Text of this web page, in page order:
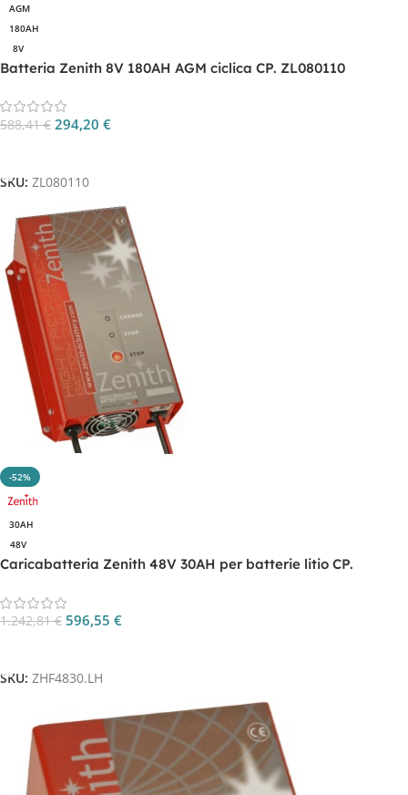
AGM
180AH
8V
Batteria Zenith 8V 180AH AGM ciclica CP. ZL080110
588,41€ 294,20 €
SKU: ZL080110
-52%
30AH
48V
Caricabatteria Zenith 48V 30AH per batterie litio CP.
1.242,81€ 596,55 €
SKU: ZHF4830.LH